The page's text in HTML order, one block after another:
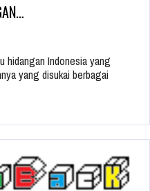
hidangan Indonesia yang
yang disukai berbagai